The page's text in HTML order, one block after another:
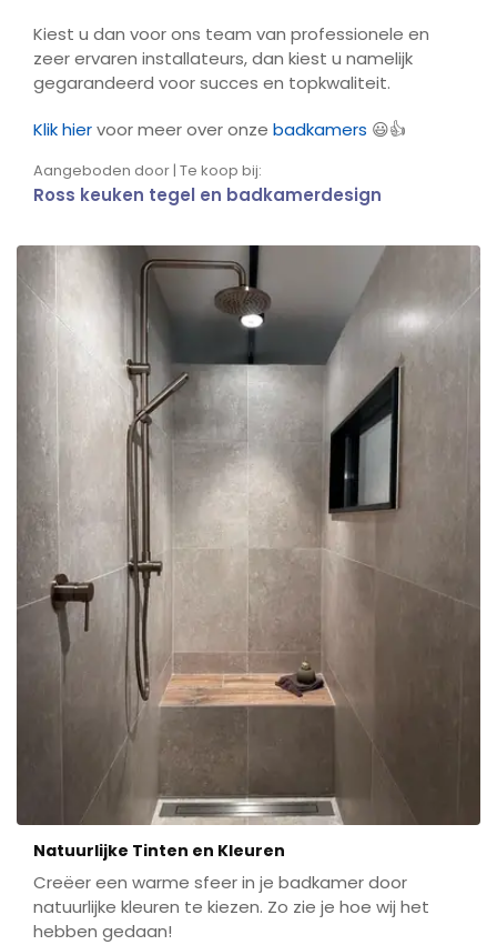
Kiest u dan voor ons team van professionele en
zeer ervaren installateurs, dan kiest u namelijk
gegarandeerd voor succes en topkwaliteit.
Klik hiervoor meer over onze badkamers 😃👍
Aangeboden door | Te koop bij:
Ross keuken tegel en badkamerdesign
Natuurlijke Tinten en Kleuren
Creëer een warme sfeer in je badkamer door
natuurlijke kleuren te kiezen. Zo zie je hoe wij het
hebben gedaan!